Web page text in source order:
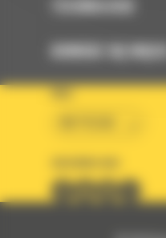
TECHNOLOGIE
DOWIEDZ SIĘ WIĘCEJ
KRAJ